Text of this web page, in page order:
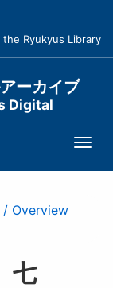
Ryukyus Library
ーカイブ
Digital
/ Overview
七